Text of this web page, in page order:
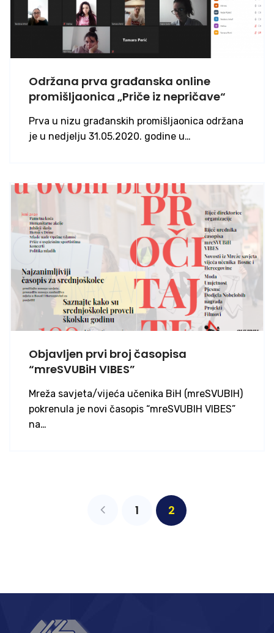
Održana prva građanska online
promišljaonica „Priče iz nepričave“
Prva u nizu građanskih promišljaonica održana
je u nedjelju 31.05.2020. godine u…
Objavljen prvi broj časopisa
“mreSVUBiH VIBES”
Mreža savjeta/vijeća učenika BiH (mreSVUBIH)
pokrenula je novi časopis “mreSVUBIH VIBES”
na…
1 2